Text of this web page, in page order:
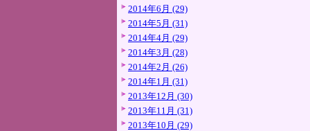
2014年6月 (29)
2014年5月 (31)
2014年4月 (29)
2014年3月 (28)
2014年2月 (26)
2014年1月 (31)
2013年12月 (30)
2013年11月 (31)
2013年10月 (29)